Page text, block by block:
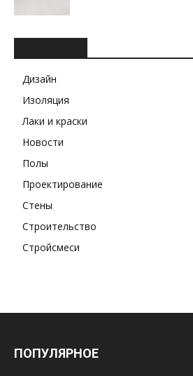
Дизайн
Изоляция
Лаки и краски
Новости
Полы
Проектирование
Стены
Строительство
Стройсмеси
ПОПУЛЯРНОЕ